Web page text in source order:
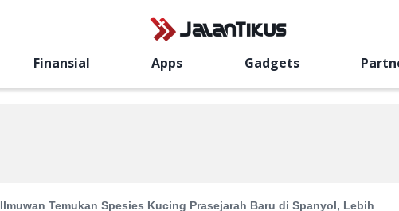
Finansial Apps Gadgets
Ilmuwan Temukan Spesies Kucing Prasejarah Baru di Spanyol, Lebih